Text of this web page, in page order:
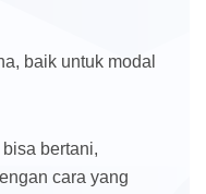
baik untuk modal
bertani,
cara yang